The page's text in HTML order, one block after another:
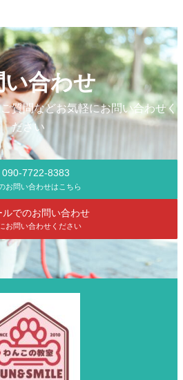
い合わせ
質問などお気軽にお問い合わせく
ださい
090-7722-8383
お問い合わせはこちら
ルでのお問い合わせ
お問い合わせください